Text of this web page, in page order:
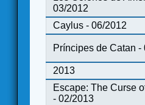
03/2012
Caylus - 06/2012
Príncipes de Catan -
2013
Escape: The Curse
- 02/2013